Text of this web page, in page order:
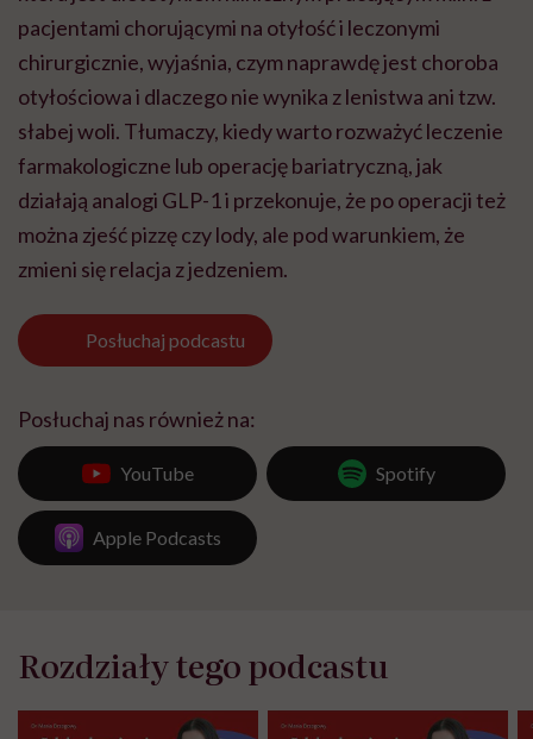
pacjentami chorującymi na otyłość i leczonymi
chirurgicznie, wyjaśnia, czym naprawdę jest choroba
otyłościowa i dlaczego nie wynika z lenistwa ani tzw.
słabej woli. Tłumaczy, kiedy warto rozważyć leczenie
farmakologiczne lub operację bariatryczną, jak
działają analogi GLP-1 i przekonuje, że po operacji też
można zjeść pizzę czy lody, ale pod warunkiem, że
zmieni się relacja z jedzeniem.
Posłuchaj podcastu
Posłuchaj nas również na:
YouTube Spotify
Apple Podcasts
Rozdziały tego podcastu